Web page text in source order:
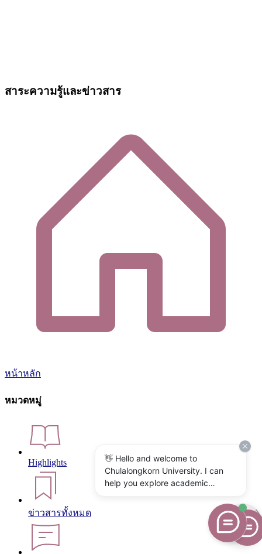
สาระความรู้และข่าวสาร
หน้าหลัก
หมวดหมู่
Highlights
ข่าวสารทั้งหมด
👋 Hello and welcome to
Chulalongkorn University. I can
help you explore academic